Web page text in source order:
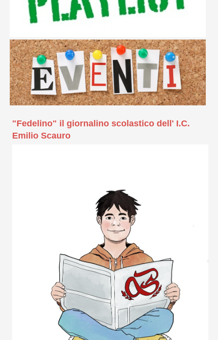
"Fedelino" il giornalino scolastico dell' I.C.
Emilio Scauro